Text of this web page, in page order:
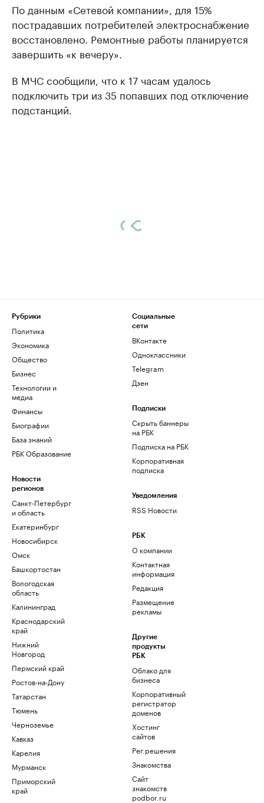
По данным «Сетевой компании», для 15%
пострадавших потребителей электроснабжение
восстановлено. Ремонтные работы планируется
завершить «к вечеру».
В МЧС сообщили, что к 17 часам удалось
подключить три из 35 попавших под отключение
подстанций.
Рубрики
Политика
Экономика
Общество
Бизнес
Технологии и
медиа
Финансы
Биографии
База знаний
РБК Образование
Новости
регионов
Санкт-Петербург
и область
Екатеринбург
Новосибирск
Омск
Башкортостан
Вологодская
область
Калининград
Краснодарский
край
Нижний
Новгород
Пермский край
Ростов-на-Дону
Татарстан
Тюмень
Черноземье
Кавказ
Карелия
Мурманск
Приморский
край
Социальные
сети
ВКонтакте
Одноклассники
Telegram
Дзен
Подписки
Скрыть баннеры
на РБК
Подписка на РБК
Корпоративная
подписка
Уведомления
RSS Новости
РБК
О компании
Контактная
информация
Редакция
Размещение
рекламы
Другие
продукты
РБК
Облако для
бизнеса
Корпоративный
регистратор
доменов
Хостинг
сайтов
Рег.решения
Знакомства
Сайт
знакомств
podbor.ru